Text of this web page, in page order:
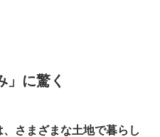
」に驚く
さまざまな土地で暮らし